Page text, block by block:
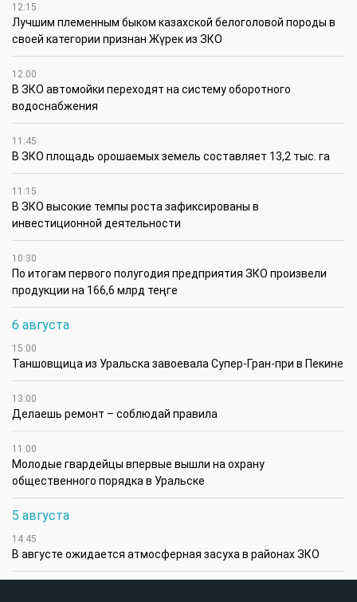
12:15
Лучшим племенным быком казахской белоголовой породы в
своей категории признан Жүрек из ЗКО
12:00
В ЗКО автомойки переходят на систему оборотного
водоснабжения
11:45
В ЗКО площадь орошаемых земель составляет 13,2 тыс. га
11:15
В ЗКО высокие темпы роста зафиксированы в
инвестиционной деятельности
10:30
По итогам первого полугодия предприятия ЗКО произвели
продукции на 166,6 млрд теңге
6 августа
15:00
Таншовщица из Уральска завоевала Супер-Гран-при в Пекине
13:00
Делаешь ремонт – соблюдай правила
11:00
Молодые гвардейцы впервые вышли на охрану
общественного порядка в Уральске
5 августа
14:45
В августе ожидается атмосферная засуха в районах ЗКО